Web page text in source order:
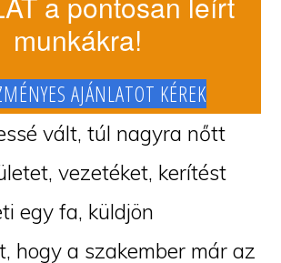
munkákra!
AJÁNLATOT KÉREK
vált, túl nagyra nőtt
vezetéket, kerítést
egy fa, küldjön
hogy a szakember már az